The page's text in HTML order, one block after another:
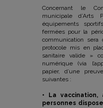
Concernant le
municipale d’Arts
équipements
fermées pour la
communication sera
protocole mis en
sanitaire valide »
numérique (via
papier, d’une
suivantes :
• La
personnes